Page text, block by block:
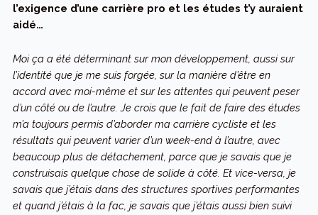
l’exigence d’une carrière pro et les études t’y auraient
aidé…
Moi ça a été déterminant sur mon développement, aussi sur
l’identité que je me suis forgée, sur la manière d’être en
accord avec moi-même et sur les attentes qui peuvent peser
d’un côté ou de l’autre. Je crois que le fait de faire des études
m’a toujours permis d’aborder ma carrière cycliste et les
résultats qui peuvent varier d’un week-end à l’autre, avec
beaucoup plus de détachement, parce que je savais que je
construisais quelque chose de solide à côté. Et vice-versa, je
savais que j’étais dans des structures sportives performantes
et quand j’étais à la fac, je savais que j’étais aussi bien suivi